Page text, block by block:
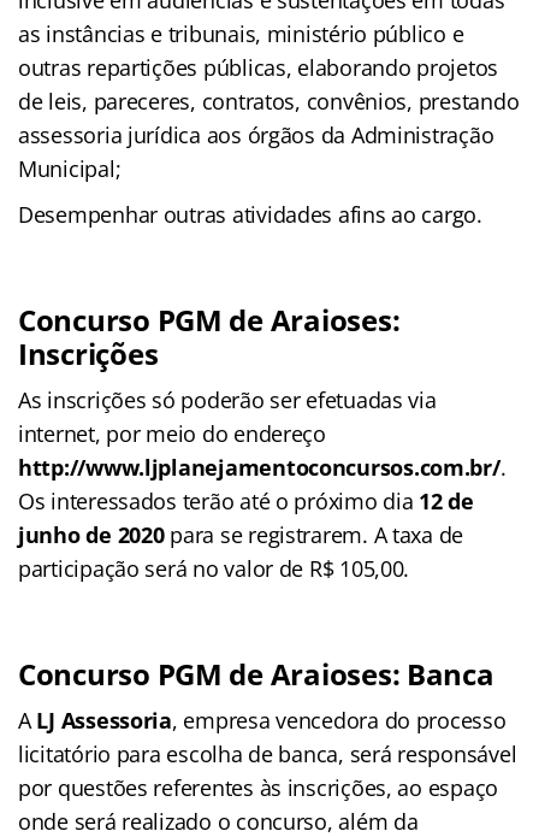
as instâncias e tribunais, ministério público e
outras repartições públicas, elaborando projetos
de leis, pareceres, contratos, convênios, prestando
assessoria jurídica aos órgãos da Administração
Municipal;
Desempenhar outras atividades afins ao cargo.
Concurso PGM de Araioses:
Inscrições
As inscrições só poderão ser efetuadas via
internet, por meio do endereço
http://www.ljplanejamentoconcursos.com.br/.
Os interessados terão até o próximo dia 12 de
junho de 2020 para se registrarem. A taxa de
participação será no valor de R$ 105,00.
Concurso PGM de Araioses: Banca
ALJ Assessoria, empresa vencedora do processo
licitatório para escolha de banca, será responsável
por questões referentes às inscrições, ao espaço
onde será realizado o concurso, além da